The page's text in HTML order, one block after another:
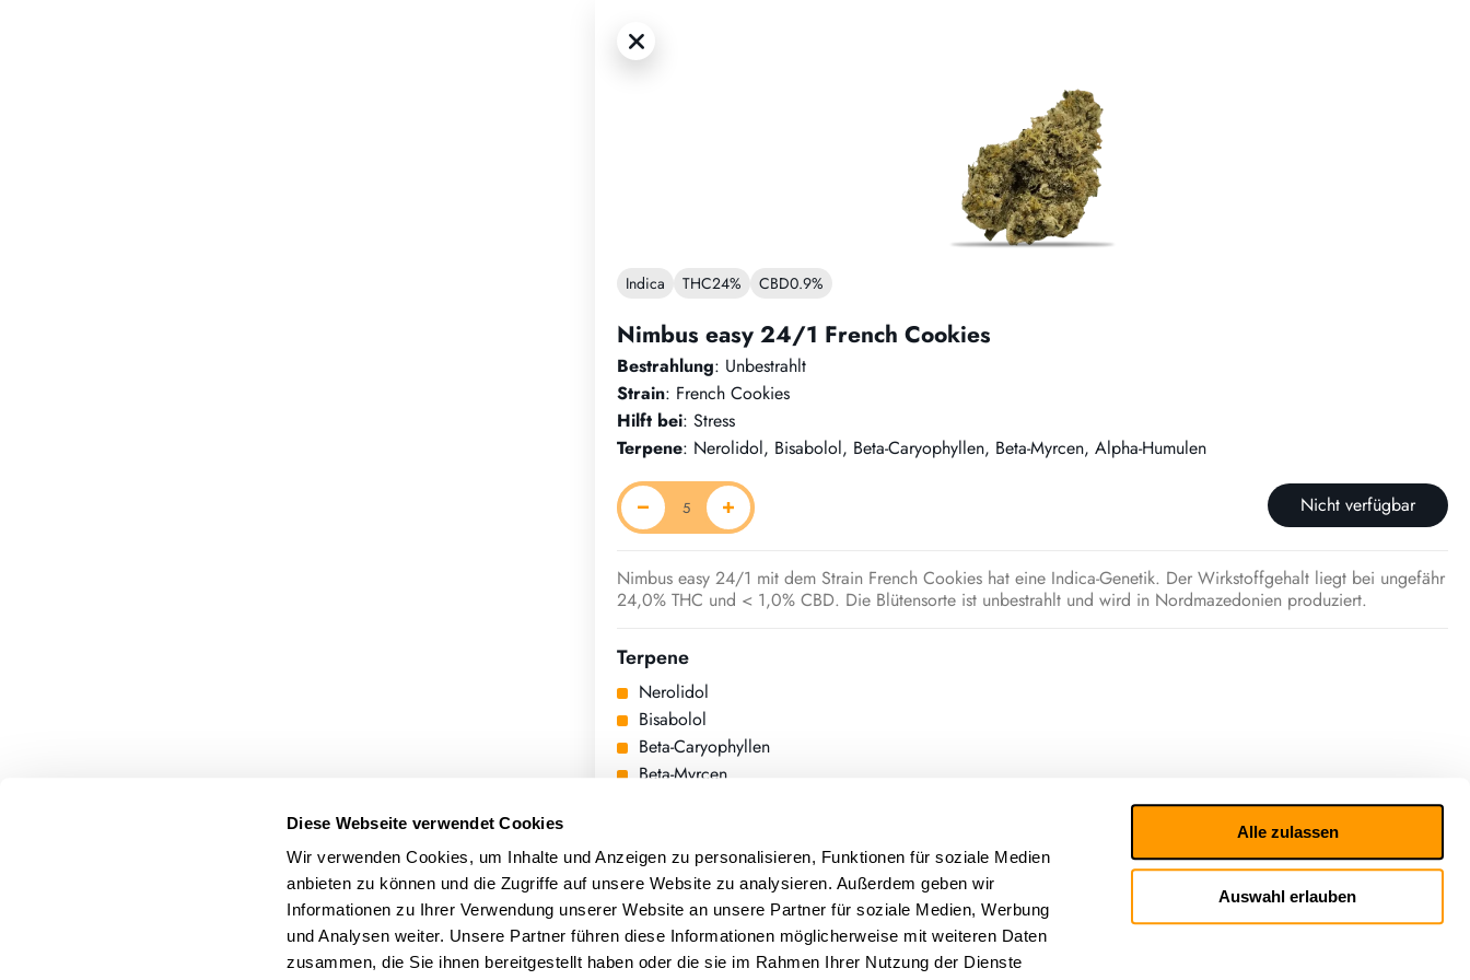
Diese Webseite verwendet Cookies
Wir verwenden Cookies, um Inhalte und Anzeigen zu personalisieren, Funktionen für soziale Medien
anbieten zu können und die Zugriffe auf unsere Website zu analysieren. Außerdem geben wir
Informationen zu Ihrer Verwendung unserer Website an unsere Partner für soziale Medien, Werbung
und Analysen weiter. Unsere Partner führen diese Informationen möglicherweise mit weiteren Daten
zusammen, die Sie ihnen bereitgestellt haben oder die sie im Rahmen Ihrer Nutzung der Dienste
Alle zulassen
Auswahl erlauben
Indica THC24% CBD0.9%
Nimbus easy 24/1 French Cookies
Bestrahlung: Unbestrahlt
Strain: French Cookies
Hilft bei: Stress
Terpene: Nerolidol, Bisabolol, Beta-Caryophyllen, Beta-Myrcen, Alpha-Humulen
Nicht verfügbar
Nimbus easy 24/1 mit dem Strain French Cookies hat eine Indica-Genetik. Der Wirkstoffgehalt liegt bei ungefähr
24,0% THC und < 1,0% CBD. Die Blütensorte ist unbestrahlt und wird in Nordmazedonien produziert.
Terpene
Nerolidol
Bisabolol
Beta-Caryophyllen
Beta-Myrcen